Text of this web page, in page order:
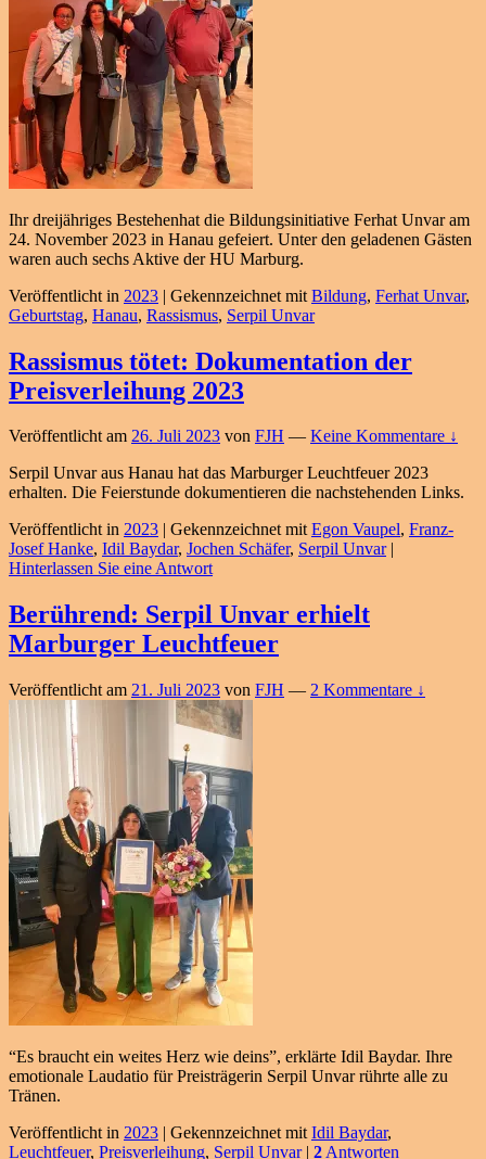
Ihr dreijähriges Bestehenhat die Bildungsinitiative Ferhat Unvar am
24. November 2023 in Hanau gefeiert. Unter den geladenen Gästen
waren auch sechs Aktive der HU Marburg.
Veröffentlicht in 2023 | Gekennzeichnet mit Bildung, Ferhat Unvar,
Geburtstag, Hanau, Rassismus, Serpil Unvar
Rassismus tötet: Dokumentation der
Preisverleihung 2023
Veröffentlicht am 26. Juli 2023 von FJH — Keine Kommentare ↓
Serpil Unvar aus Hanau hat das Marburger Leuchtfeuer 2023
erhalten. Die Feierstunde dokumentieren die nachstehenden Links.
Veröffentlicht in 2023 Gekennzeichnet mit Egon Vaupel, Franz-
Josef Hanke, Idil Baydar, Jochen Schäfer, Serpil Unvar
Hinterlassen Sie eine Antwort
Berührend: Serpil Unvar erhielt
Marburger Leuchtfeuer
Veröffentlicht am 21. Juli 2023 von FJH — 2 Kommentare ↓
“Es braucht ein weites Herz wie deins”, erklärte Idil Baydar. Ihre
emotionale Laudatio für Preisträgerin Serpil Unvar rührte alle zu
Tränen.
Veröffentlicht in 2023 | Gekennzeichnet mit Idil Baydar,
Leuchtfeuer, Preisverleihung, Serpil Unvar | 2 Antworten